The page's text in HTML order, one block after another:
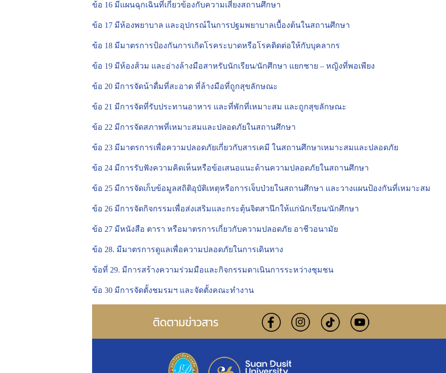
ข้อ 16 มีแผนฉุกเฉินที่เกี่ยวข้องกับความเสี่ยงสถานศึกษา
ข้อ 17 มีห้องพยาบาล และอุปกรณ์ในการปฐมพยาบาลเบื้องต้นในสถานศึกษา
ข้อ 18 มีมาตรการป้องกันการเกิดโรคระบาดหรือโรคติดต่อให้กับบุคลากร
ข้อ 19 มีห้องส้วม และอ่างล้างมือสาหรับนักเรียน/นักศึกษา แยกชาย – หญิงที่พอเพียง
ข้อ 20 มีการจัดน้าดื่มที่สะอาด ที่ล้างมือที่ถูกสุขลักษณะ
ข้อ 21 มีการจัดที่รับประทานอาหาร และที่พักที่เหมาะสม และถูกสุขลักษณะ
ข้อ 22 มีการจัดสภาพที่เหมาะสมและปลอดภัยในสถานศึกษา
ข้อ 23 มีมาตรการเพื่อความปลอดภัยเกี่ยวกับสารเคมี ในสถานศึกษาเหมาะสมและปลอดภัย
ข้อ 24 มีการรับฟังความคิดเห็นหรือข้อเสนอแนะด้านความปลอดภัยในสถานศึกษา
ข้อ 25 มีการจัดเก็บข้อมูลสถิติอุบัติเหตุหรือการเจ็บป่วยในสถานศึกษา และวางแผนป้องกันที่เหมาะสม
ข้อ 26 มีการจัดกิจกรรมเพื่อส่งเสริมและกระตุ้นจิตสานึกให้แก่นักเรียน/นักศึกษา
ข้อ 27 มีหนังสือ ตารา หรือมาตรการเกี่ยวกับความปลอดภัย อาชีวอนามัย
ข้อ 28. มีมาตรการดูแลเพื่อความปลอดภัยในการเดินทาง
ข้อที่ 29. มีการสร้างความร่วมมือและกิจกรรมดาเนินการระหว่างชุมชน
ข้อ 30 มีการจัดตั้งชมรมฯ และจัดตั้งคณะทำงาน